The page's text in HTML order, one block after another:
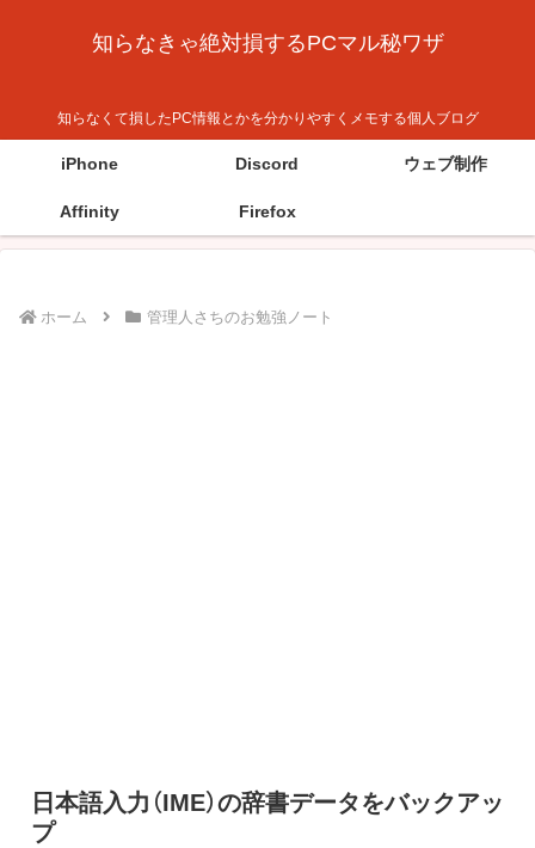
知らなきゃ絶対損するPCマル秘ワザ
知らなくて損したPC情報とかを分かりやすくメモする個人ブログ
iPhone Discord ウェブ制作
Affinity Firefox
ホーム 管理人さちのお勉強ノート
日本語入力（IME）の辞書データをバックアッ
プ